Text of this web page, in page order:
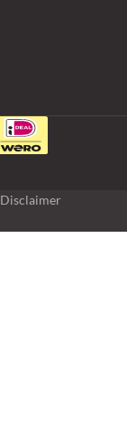
Disclaimer